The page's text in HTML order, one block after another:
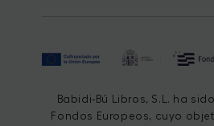
Babidi-Bú Libros, S.L. ha
Fondos Europeos, cuyo